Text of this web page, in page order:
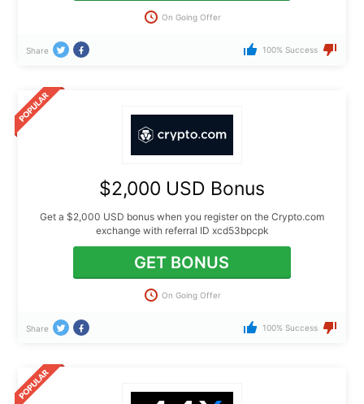
On Going Offer
Share 100% Success
$2,000 USD Bonus
Get a $2,000 USD bonus when you register on the Crypto.com
exchange with referral ID xcd53bpcpk
GET BONUS
On Going Offer
Share 100% Success